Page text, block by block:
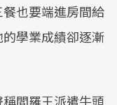
也要端進房間給
學業成績卻逐漸
閻羅王派遣牛頭